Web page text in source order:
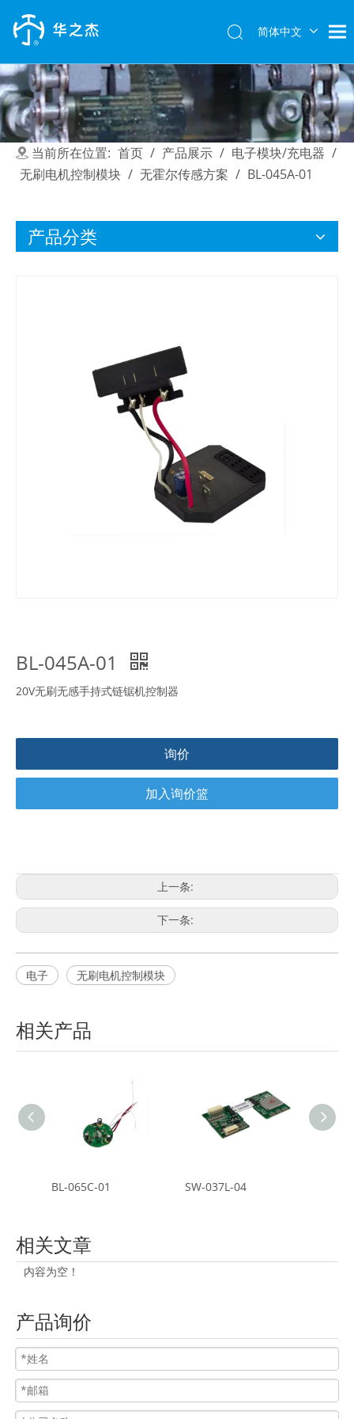
简体中文
当前所在位置: 首页 / 产品展示 / 电子模块/充电器 /
无刷电机控制模块 / 无霍尔传感方案 / BL-045A-01
产品分类
BL-045A-01
20V无刷无感手持式链锯机控制器
询价
加入询价篮
上一条:
下一条:
电子 无刷电机控制模块
相关产品
BL-065C-01 SW-037L-04
相关文章
内容为空！
产品询价